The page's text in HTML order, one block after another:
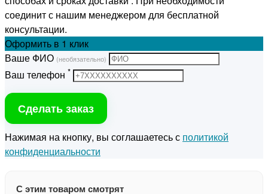
соединит с нашим менеджером для бесплатной
консультации.
Оформить в 1 клик
Ваше ФИО (необязательно)
Ваш телефон *
Сделать заказ
Нажимая на кнопку, вы соглашаетесь с политикой
конфиденциальности
С этим товаром смотрят